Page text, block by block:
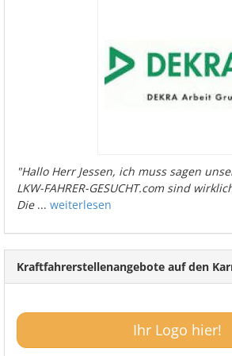
"Hallo Herr Jessen, ich muss sagen
LKW-FAHRER-GESUCHT.com sind
Die... weiterlesen
Kraftfahrerstellenangebote auf den
Ihr Logo hier!